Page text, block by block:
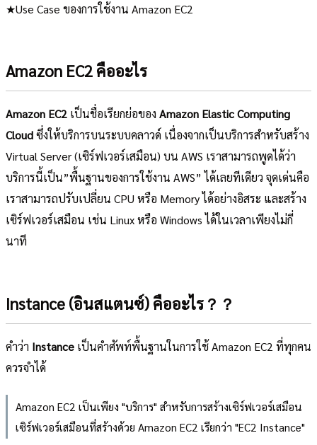
★Use Case ของการใช้งาน Amazon EC2
Amazon EC2 คืออะไร
Amazon EC2 เป็นชื่อเรียกย่อของ Amazon Elastic Computing
Cloudซึ่งให้บริการบนระบบคลาวด์ เนื่องจากเป็นบริการสำหรับสร้าง
Virtual Server (เซิร์ฟเวอร์เสมือน) บน AWS เราสามารถพูดได้ว่า
บริการนี้เป็น”พื้นฐานของการใช้งาน AWS” ได้เลยทีเดียว จุดเด่นคือ
เราสามารถปรับเปลี่ยน CPU หรือ Memory ได้อย่างอิสระ และสร้าง
เซิร์ฟเวอร์เสมือน เช่น Linux หรือ Windows ได้ในเวลาเพียงไม่กี่
นาที
Instance (อินสแตนซ์) คืออะไร？？
คำว่า Instance เป็นคำศัพท์พื้นฐานในการใช้ Amazon EC2 ที่ทุกคน
ควรจำได้
Amazon EC2 เป็นเพียง "บริการ" สำหรับการสร้างเซิร์ฟเวอร์เสมือน
เซิร์ฟเวอร์เสมือนที่สร้างด้วย Amazon EC2 เรียกว่า "EC2 Instance"